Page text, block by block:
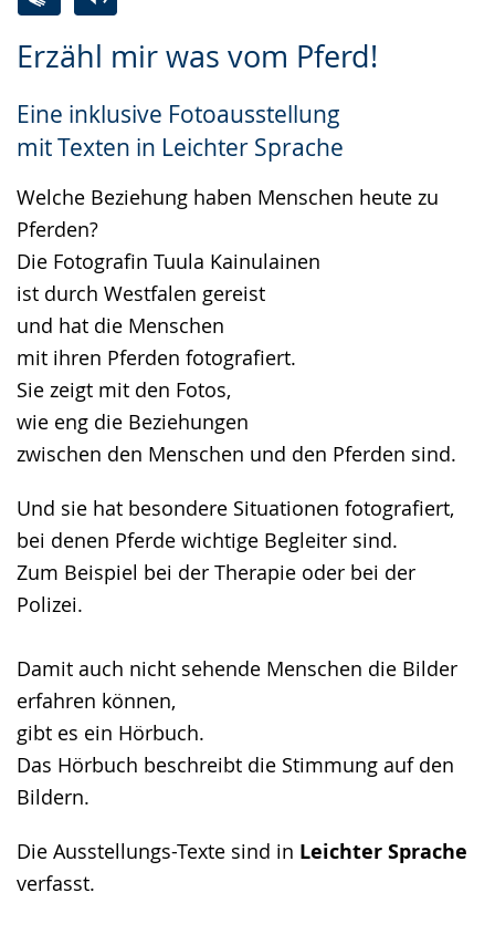
Erzähl mir was vom Pferd!
Eine inklusive Fotoausstellung
mit Texten in Leichter Sprache
Welche Beziehung haben Menschen heute zu
Pferden?
Die Fotografin Tuula Kainulainen
ist durch Westfalen gereist
und hat die Menschen
mit ihren Pferden fotografiert.
Sie zeigt mit den Fotos,
wie eng die Beziehungen
zwischen den Menschen und den Pferden sind.
Und sie hat besondere Situationen fotografiert,
bei denen Pferde wichtige Begleiter sind.
Zum Beispiel bei der Therapie oder bei der
Polizei.
Damit auch nicht sehende Menschen die Bilder
erfahren können,
gibt es ein Hörbuch.
Das Hörbuch beschreibt die Stimmung auf den
Bildern.
Die Ausstellungs-Texte sind in Leichter Sprache
verfasst.
Leichten
wechseln.
Audio-
Video
Deutscher
Gebärdensprache
wird
angezeigt.